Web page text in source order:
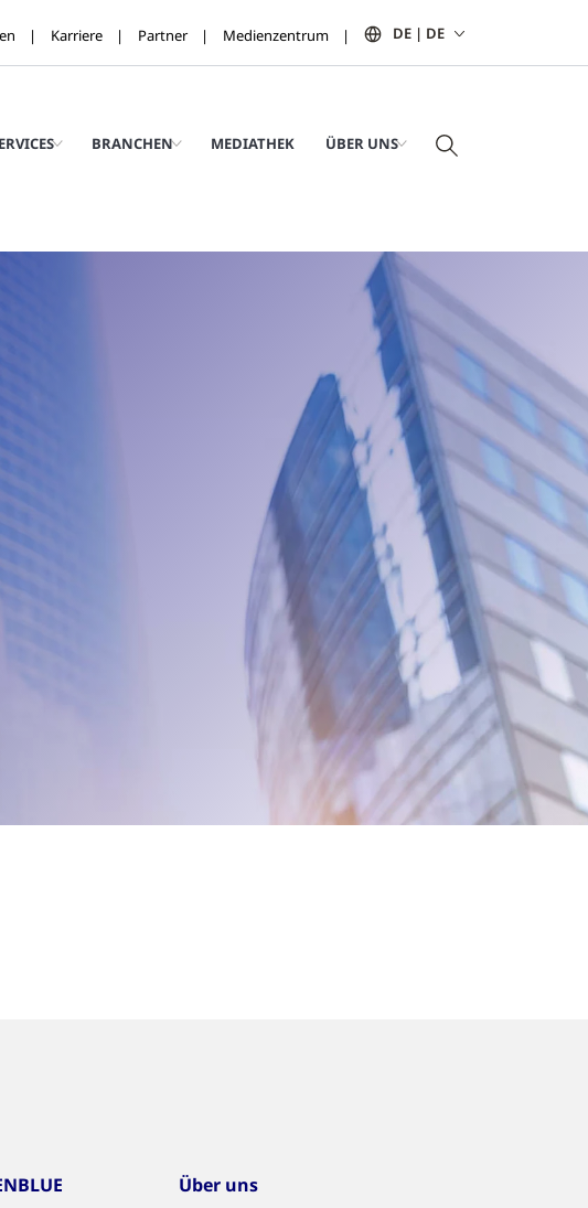
Karriere Partner Medienzentrum DE | DE
BRANCHEN MEDIATHEK ÜBER UNS
Über uns